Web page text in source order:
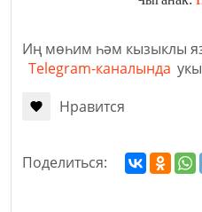
Иң мөһим һәм кызыклы
Telegram-каналында
Нравится
Поделиться: